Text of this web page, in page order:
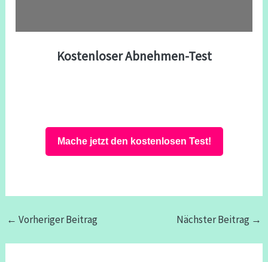
Kostenloser Abnehmen-Test
Mache jetzt den kostenlosen Test!
← Vorheriger Beitrag Nächster Beitrag →